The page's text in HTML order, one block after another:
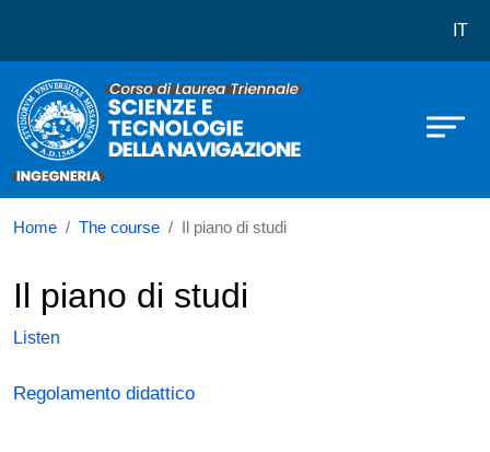
Corso di laurea in Scienze e IT
Home The course Il piano di studi
Il piano di studi
Listen
Regolamento didattico